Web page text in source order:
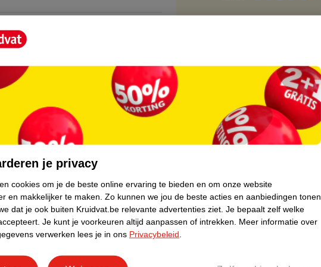
je privacy
cookies om je de beste online ervaring te bieden en om onze website
en makkelijker te maken. Zo kunnen we jou de beste acties en aanbiedingen tonen
dat je ook buiten Kruidvat.be relevante advertenties ziet. Je bepaalt zelf welke
Je kunt je voorkeuren altijd aanpassen of intrekken.
Meer informatie over
verwerken lees je in ons Privacybeleid